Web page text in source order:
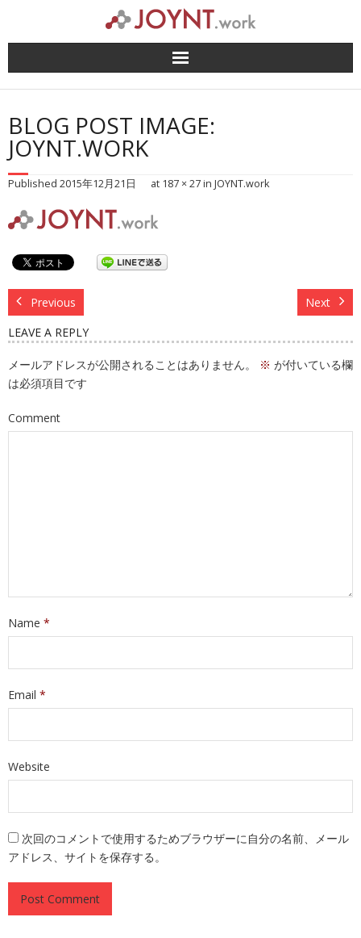
content
BLOG POST IMAGE:
JOYNT.WORK
Published 2015年12月21日 at 187 × 27in JOYNT.work
Previous
Next
LEAVE A REPLY
メールアドレスが公開されることはありません。 ※ が付いている欄
は必須項目です
Comment
Name *
Email *
Website
次回のコメントで使用するためブラウザーに自分の名前、メール
アドレス、サイトを保存する。